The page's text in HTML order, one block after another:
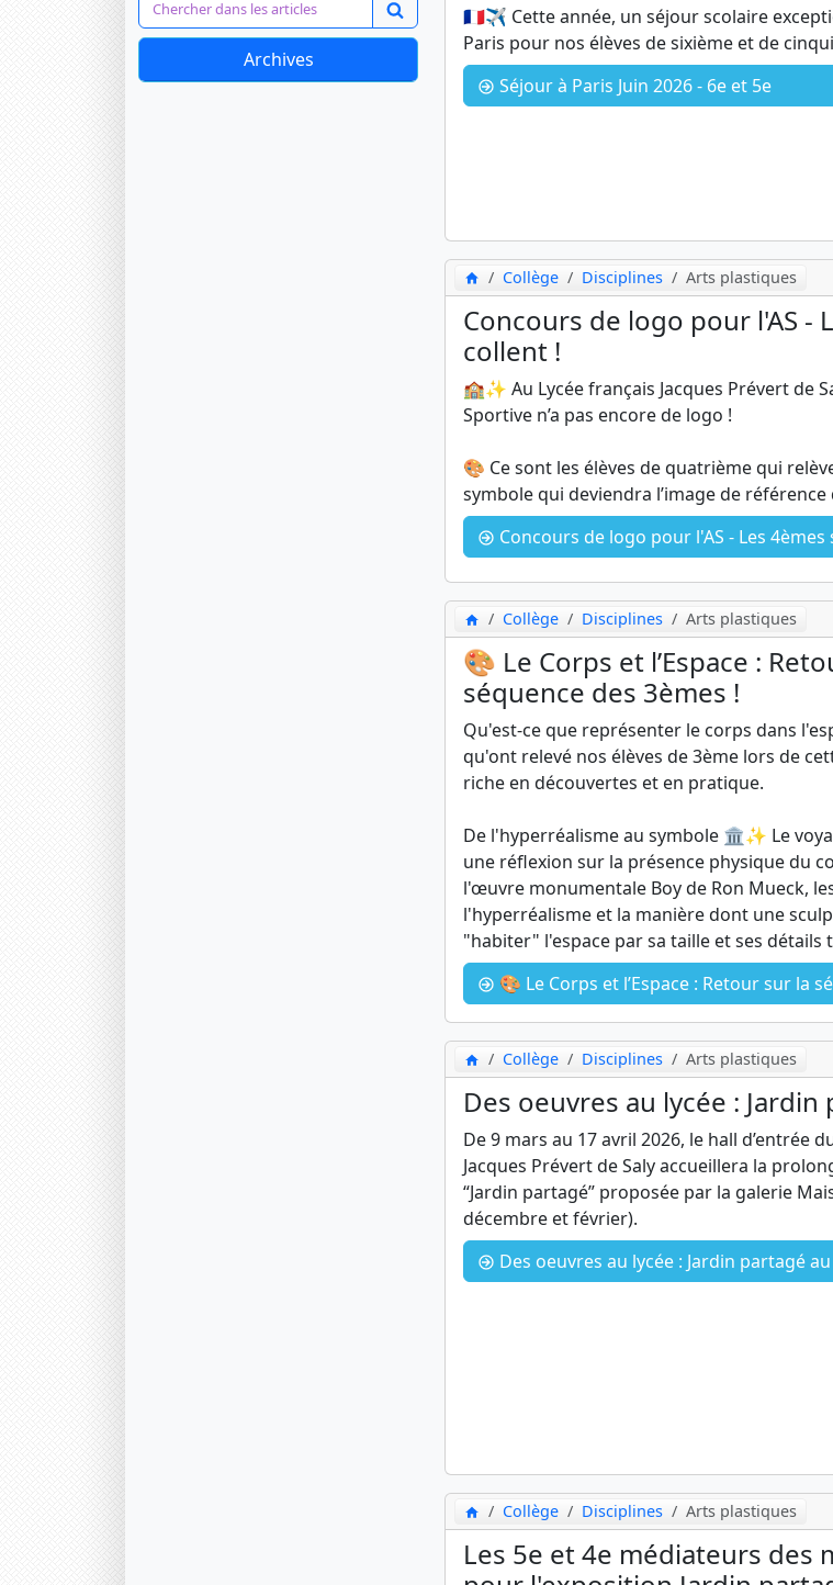
Archives
🇫🇷✈️ Cette année, un séjour scolaire
Paris pour nos élèves de sixième et de
Séjour à Paris Juin 2026 - 6e et 5e
Collège Disciplines Arts plastiques
Concours de logo pour l'AS -
collent !
🏫✨ Au Lycée français Jacques Prévert de
Sportive n’a pas encore de logo !
🎨 Ce sont les élèves de quatrième qui
symbole qui deviendra l’image de référence
Concours de logo pour l'AS - Les 4èmes
Collège Disciplines Arts plastiques
🎨 Le Corps et l’Espace :
séquence des 3èmes !
Qu'est-ce que représenter le corps dans
qu'ont relevé nos élèves de 3ème lors de
riche en découvertes et en pratique.
De l'hyperréalisme au symbole 🏛️✨ Le
une réflexion sur la présence physique du
l'œuvre monumentale Boy de Ron Mueck,
l'hyperréalisme et la manière dont une
"habiter" l'espace par sa taille et ses détails
🎨 Le Corps et l’Espace : Retour sur la
Collège Disciplines Arts plastiques
Des oeuvres au lycée : Jardin
De 9 mars au 17 avril 2026, le hall d’entrée
Jacques Prévert de Saly accueillera la
“Jardin partagé” proposée par la galerie
décembre et février).
Des oeuvres au lycée : Jardin partagé au
Collège Disciplines Arts plastiques
Les 5e et 4e médiateurs des